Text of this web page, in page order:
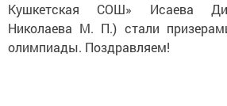
Кушкетская СОШ» Исаева
Николаева М. П.) стали
олимпиады. Поздравляем!